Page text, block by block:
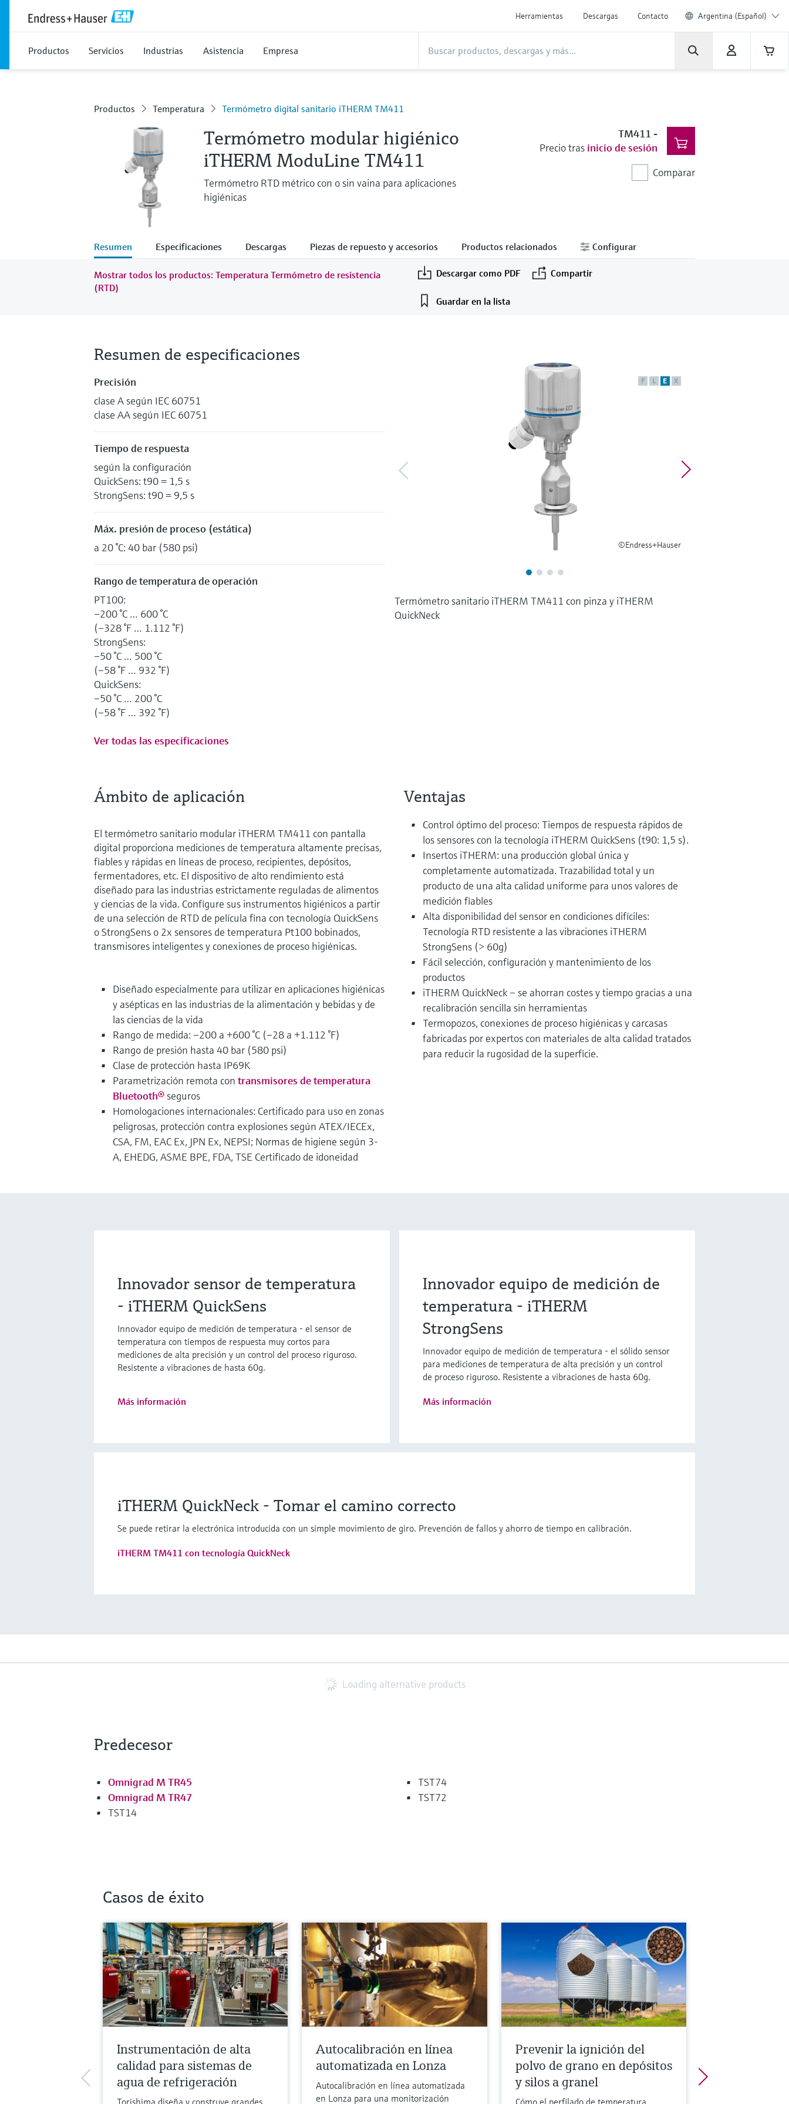
Herramientas Descargas Contacto Argentina (Español)
Productos Servicios Industrias Asistencia Empresa
Productos Temperatura Termómetro digital sanitario iTHERM TM411
Termómetro modular higiénico
iTHERM ModuLine TM411
Termómetro RTD métrico con o sin vaina para aplicaciones
higiénicas
TM411 -
Precio tras inicio de sesión
Comparar
Resumen Especificaciones Descargas Piezas de repuesto y accesorios Productos relacionados Configurar
Mostrar todos los productos: Temperatura Termómetro de resistencia
(RTD)
Descargar como PDF Compartir
Guardar en la lista
F L E X
©Endress+Hauser
Termómetro sanitario iTHERM TM411 con pinza y iTHERM
QuickNeck
Resumen de especificaciones
Precisión
clase A según IEC 60751
clase AA según IEC 60751
Tiempo de respuesta
según la configuración
QuickSens: t90 = 1,5 s
StrongSens: t90 = 9,5 s
Máx. presión de proceso (estática)
a 20 °C: 40 bar (580 psi)
Rango de temperatura de operación
PT100:
–200 °C … 600 °C
(–328 °F … 1.112 °F)
StrongSens:
–50 °C … 500 °C
(–58 °F … 932 °F)
QuickSens:
–50 °C … 200 °C
(–58 °F … 392 °F)
Ver todas las especificaciones
Ámbito de aplicación
El termómetro sanitario modular iTHERM TM411 con pantalla
digital proporciona mediciones de temperatura altamente precisas,
fiables y rápidas en líneas de proceso, recipientes, depósitos,
fermentadores, etc. El dispositivo de alto rendimiento está
diseñado para las industrias estrictamente reguladas de alimentos
y ciencias de la vida. Configure sus instrumentos higiénicos a partir
de una selección de RTD de película fina con tecnología QuickSens
o StrongSens o 2x sensores de temperatura Pt100 bobinados,
transmisores inteligentes y conexiones de proceso higiénicas.
Diseñado especialmente para utilizar en aplicaciones higiénicas
y asépticas en las industrias de la alimentación y bebidas y de
las ciencias de la vida
Rango de medida: –200 a +600 °C (–28 a +1.112 °F)
Rango de presión hasta 40 bar (580 psi)
Clase de protección hasta IP69K
Parametrización remota con transmisores de temperatura
Bluetooth®seguros
Homologaciones internacionales: Certificado para uso en zonas
peligrosas, protección contra explosiones según ATEX/IECEx,
CSA, FM, EAC Ex, JPN Ex, NEPSI; Normas de higiene según 3-
A, EHEDG, ASME BPE, FDA, TSE Certificado de idoneidad
Ventajas
Control óptimo del proceso: Tiempos de respuesta rápidos de
los sensores con la tecnología iTHERM QuickSens (t90: 1,5 s).
Insertos iTHERM: una producción global única y
completamente automatizada. Trazabilidad total y un
producto de una alta calidad uniforme para unos valores de
medición fiables
Alta disponibilidad del sensor en condiciones difíciles:
Tecnología RTD resistente a las vibraciones iTHERM
StrongSens (> 60g)
Fácil selección, configuración y mantenimiento de los
productos
iTHERM QuickNeck – se ahorran costes y tiempo gracias a una
recalibración sencilla sin herramientas
Termopozos, conexiones de proceso higiénicas y carcasas
fabricadas por expertos con materiales de alta calidad tratados
para reducir la rugosidad de la superficie.
Innovador sensor de temperatura
- iTHERM QuickSens
Innovador equipo de medición de temperatura - el sensor de
temperatura con tiempos de respuesta muy cortos para
mediciones de alta precisión y un control del proceso riguroso.
Resistente a vibraciones de hasta 60g.
Más información
Innovador equipo de medición de
temperatura - iTHERM
StrongSens
Innovador equipo de medición de temperatura - el sólido sensor
para mediciones de temperatura de alta precisión y un control
de proceso riguroso. Resistente a vibraciones de hasta 60g.
Más información
iTHERM QuickNeck - Tomar el camino correcto
Se puede retirar la electrónica introducida con un simple movimiento de giro. Prevención de fallos y ahorro de tiempo en calibración.
iTHERM TM411 con tecnología QuickNeck
Loading alternative products
Predecesor
Omnigrad M TR45
Omnigrad M TR47
TST14
TST74
TST72
Casos de éxito
Instrumentación de alta
calidad para sistemas de
agua de refrigeración
Autocalibración en línea
automatizada en Lonza
Autocalibración en línea automatizada
en Lonza para una monitorización
Prevenir la ignición del
polvo de grano en depósitos
y silos a granel